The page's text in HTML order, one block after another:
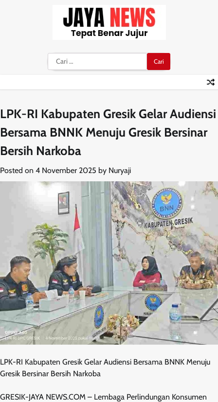
Cari
untuk:
LPK-RI Kabupaten Gresik Gelar Audiensi
Bersama BNNK Menuju Gresik Bersinar
Bersih Narkoba
Posted on 4 November 2025 by Nuryaji
LPK-RI Kabupaten Gresik Gelar Audiensi Bersama BNNK Menuju
Gresik Bersinar Bersih Narkoba
GRESIK-JAYA NEWS.COM – Lembaga Perlindungan Konsumen